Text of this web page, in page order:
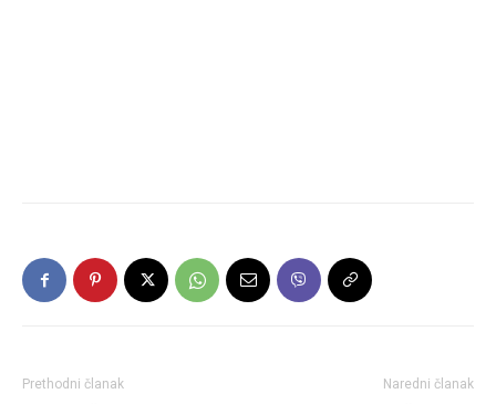
Prethodni članak Naredni članak